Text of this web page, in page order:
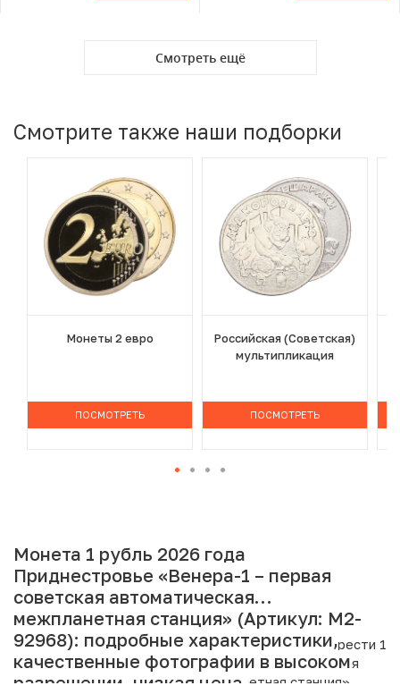
Смотреть ещё
Смотрите также наши подборки
Монеты 2 евро
ПОСМОТРЕТЬ
Российская (Советская)
мультипликация
ПОСМОТРЕТЬ
Монета 1 рубль 2026 года
Приднестровье «Венера-1 – первая
советская автоматическая
межпланетная станция» (Артикул: M2-
92968): подробные характеристики,
качественные фотографии в высоком
разрешении, низкая цена.
Интернет магазин «Нумизмат» предлагает приобрести 1
рубль 2026 года Приднестровье «Венера-1 – первая
советская автоматическая межпланетная станция».